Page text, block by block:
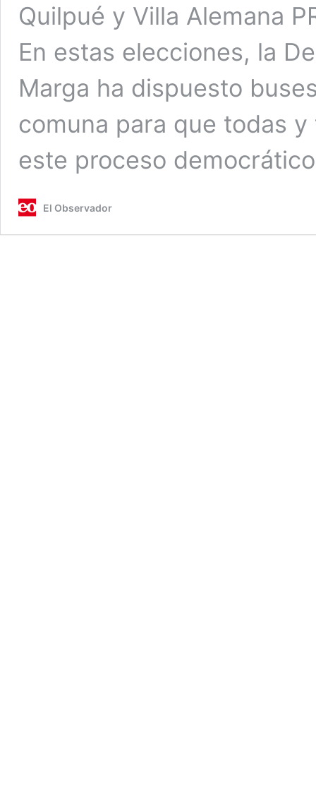
Quilpué y Villa Alemana
En estas elecciones, la
Marga ha dispuesto
comuna para que todas
este proceso
El Observador